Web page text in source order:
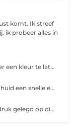
Ik streef
ik probeer alles in
Zit je in twijfel of wens je voor de eerste keer een kleur te laten uitvoeren? Dan bespreken we deze graag op voorhand. Zo kan ik perfect uitleggen wat de mogelijkheden zijn. Er zijn zoveel verschillende technieken en werktijden. Op deze manier kunnen we de correcte tijden reserveren.
Korte diep reinigende behandeling voor je huid een snelle extra boost te geven.
Klassieke gelaatsverzorging waarbij de nadruk gelegd op diep reinigen van de huid in combinatie met volledig ontspannen.